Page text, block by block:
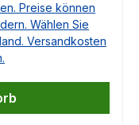
112) 2.2-2.3
S (W116)
2.8-
SLC
72-
Preise können
Wählen Sie
Versandkosten